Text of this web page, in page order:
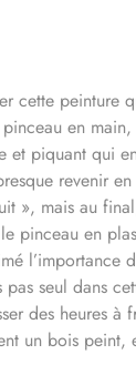
cette peinture
en
et piquant qui
revenir
», mais au
pinceau en
seul dans
des heures à
un bois peint,